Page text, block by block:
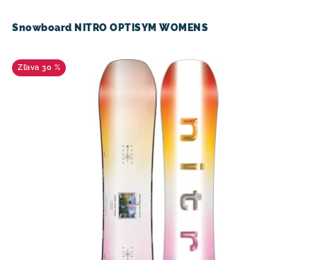
Snowboard NITRO OPTISYM WOMENS
30 %